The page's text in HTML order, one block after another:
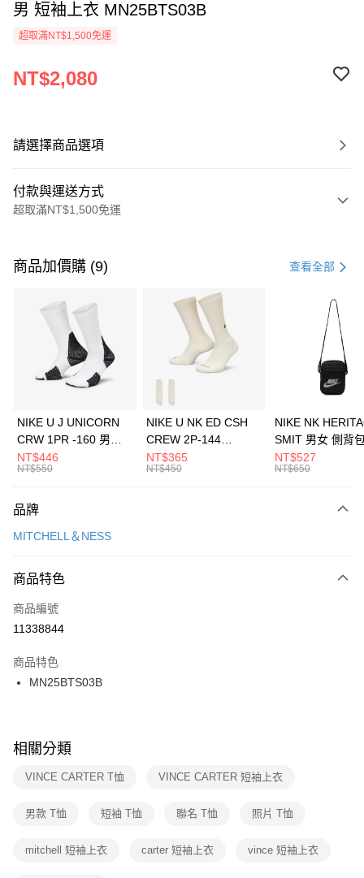
男 短袖上衣 MN25BTS03B
超取滿NT$1,500免運
NT$2,080
請選擇商品選項
付款與運送方式
超取滿NT$1,500免運
信用卡一次付款
3 期 0 利率 每期 21家銀行
合作金庫商業銀行
第一商業銀行
華南商業銀行
彰化商業銀行
上海商業儲蓄銀行
元大商業銀行
台灣樂天信用卡公司
Apple Pay
全盈+PAY
AFTEE先享後付
【關於「AFTEE先享後付」】
便利好安心！
３．安心：先確認商品／服務後，再付款。
【「AFTEE先享後付」結帳流程】
１．於結帳方式選擇「AFTEE先享後付」後，將跳轉至「AFTEE先享後付」
２．訂單成立數日內，您將收到繳費通知簡訊。
３．收到繳費通知簡訊後14天內，點擊此簡訊中的連結，可透過四大超商／
ATM／網路銀行／等多元方式進行付款，方視為交易完成。
※ 交易是否成功請以「AFTEE先享後付 」之結帳頁面顯示為準，若有關於
是否繳費成功／繳費後需取消欲退款等相關疑問，請聯繫「AFTEE先享後付
客戶支援中心」https://netprotections.freshdesk.com/support/home
１．透過由恩沛科技股份有限公司提供之「AFTEE先享後付」服務完成之交
權轉讓予恩沛科技股份有限公司。
運送方式
每筆NT$100，滿NT$1,500(含以上)免運費
宅配
每筆NT$100，滿NT$1,500(含以上)免運費
付款後門市自取
每筆NT$100，滿NT$1,500(含以上)免運費
商品加價購 (9) 查看全部
NIKE U J UNICORN
CRW 1PR -160 男女
中統襪 FZ3393100
NT$446
NT$550
NIKE U NK ED CSH
CREW 2P-144
EMBRDY 男女 短統襪
FZ3073133
NT$365
NT$450
NIKE NK
SMIT 男女 側背
BA5871010
NT$527
NT$650
品牌
MITCHELL＆NESS
商品特色
商品編號
11338844
商品特色
MN25BTS03B
相關分類
VINCE CARTER T恤 VINCE CARTER 短袖上衣
男款 T恤 短袖 T恤 聯名 T恤 照片 T恤
mitchell 短袖上衣 carter 短袖上衣 vince 短袖上衣